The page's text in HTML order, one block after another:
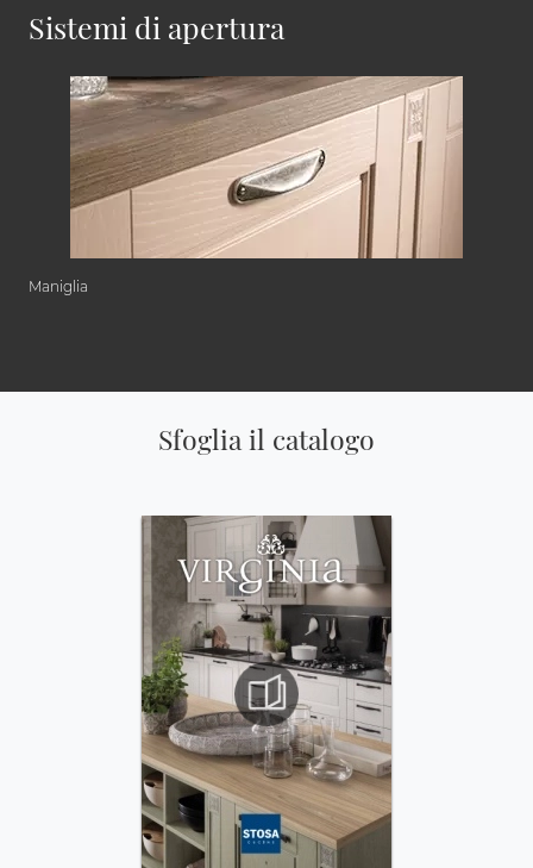
Sistemi di apertura
Maniglia
Sfoglia il catalogo